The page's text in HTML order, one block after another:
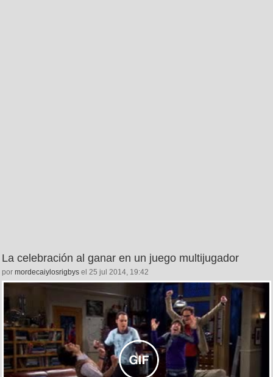
La celebración al ganar en un juego multijugador
por mordecaiylosrigbys el 25 jul 2014, 19:42